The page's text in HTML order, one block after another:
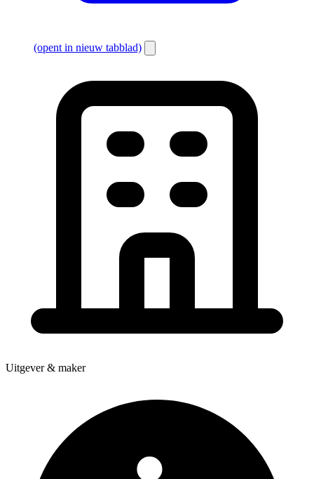
(opent in nieuw tabblad)
Uitgever & maker